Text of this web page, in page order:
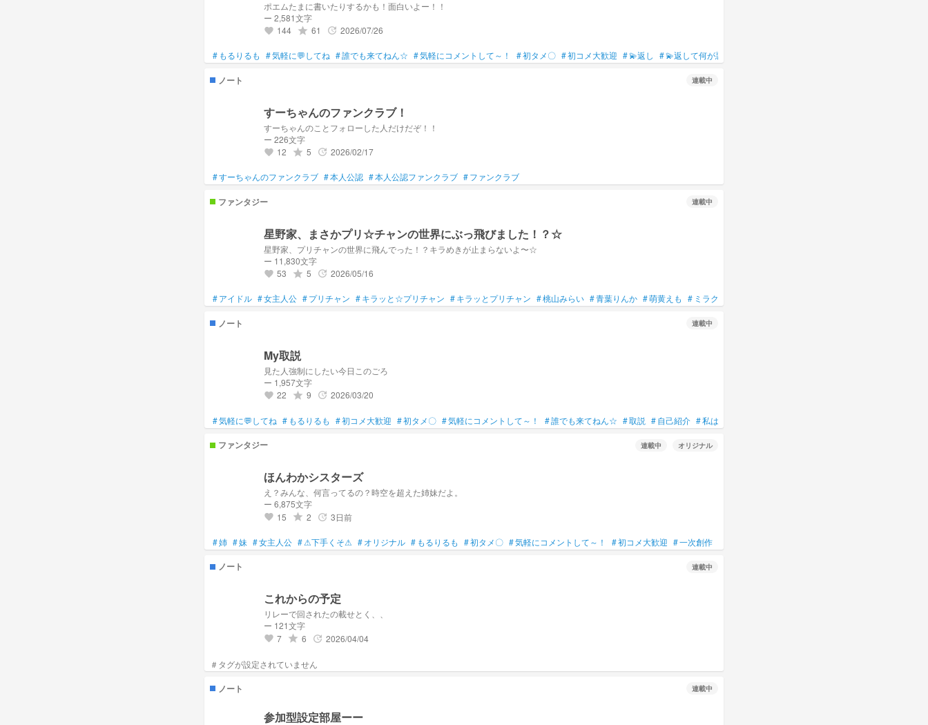
ポエムたまに書いたりするかも！面白いよー！！
ー 2,581文字
favorite 144 grade 61 update 2026/07/26
# もるりるも #気軽に💬してね #誰でも来てねん☆ #気軽にコメントして～！ #初タメ〇 #初コメ大歓迎 #💫返し #💫返して何が悪いｯｯｯ！？
ノート 連載中
すーちゃんのファンクラブ！
すーちゃんのことフォローした人だけだぞ！！
ー 226文字
favorite 12 grade 5 update 2026/02/17
#すーちゃんのファンクラブ #本人公認 #本人公認ファンクラブ #ファンクラブ
ファンタジー 連載中
星野家、まさかプリ☆チャンの世界にぶっ飛びました！？☆
星野家、プリチャンの世界に飛んでった！？キラめきが止まらないよ〜☆
ー 11,830文字
favorite 53 grade 5 update 2026/05/16
#アイドル #女主人公 #プリチャン #キラッと☆プリチャン #キラッとプリチャン #桃山みらい #青葉りんか #萌黄えも # ミラクル☆キラッツ
ノート 連載中
My取説
見た人強制にしたい今日このごろ
ー 1,957文字
favorite 22 grade 9 update 2026/03/20
#気軽に💬してね # もるりるも #初コメ大歓迎 #初タメ〇 #気軽にコメントして～！ #誰でも来てねん☆ #取説 #自己紹介 #私はこういう人間です
ファンタジー 連載中 オリジナル
ほんわかシスターズ
え？みんな、何言ってるの？時空を超えた姉妹だよ。
ー 6,875文字
favorite 15 grade 2 update 3日前
#姉 #妹 #女主人公 #⚠下手くそ⚠ #オリジナル # もるりるも #初タメ〇 #気軽にコメントして～！ #初コメ大歓迎 #一次創作
ノート 連載中
これからの予定
リレーで回されたの載せとく、、
ー 121文字
favorite 7 grade 6 update 2026/04/04
ノート 連載中
参加型設定部屋ーー